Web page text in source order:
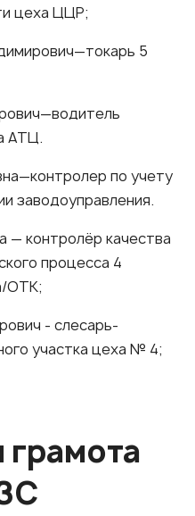
цеха ЦЦР;
5
АТЦ.
по учету
заводоуправления.
— контролёр качества
процесса 4
ОТК;
- слесарь-
участка цеха № 4;